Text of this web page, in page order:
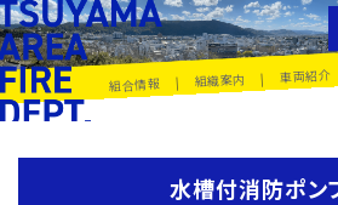
組合情報 | 組織案内 | 車両紹介
水槽付消防ポン